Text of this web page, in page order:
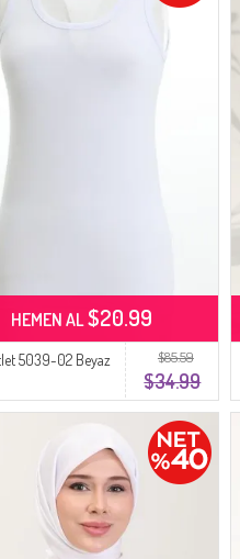
$85.59
$34.99
5039-02 Beyaz
HEMEN AL$20.99